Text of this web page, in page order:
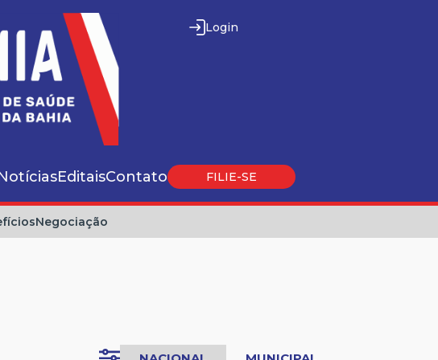
Login
EditaisContato FILIE-SE
Negociação